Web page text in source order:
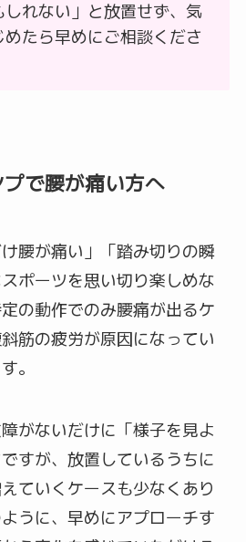
しれない」と放置せず、気
めたら早めにご相談くださ
で腰が痛い方へ
腰が痛い」「踏み切りの瞬
ポーツを思い切り楽しめな
の動作でのみ腰痛が出るケ
筋の疲労が原因になってい
。
がないだけに「様子を見よ
すが、放置しているうちに
ていくケースも少なくあり
うに、早めにアプローチす